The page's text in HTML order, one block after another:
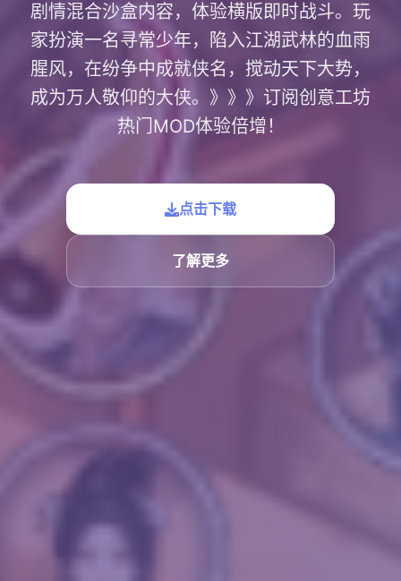
剧情混合沙盒内容，体验横版即时战斗。玩
家扮演一名寻常少年，陷入江湖武林的血雨
腥风，在纷争中成就侠名，搅动天下大势，
成为万人敬仰的大侠。》》》订阅创意工坊
热门MOD体验倍增！
点击下载
了解更多